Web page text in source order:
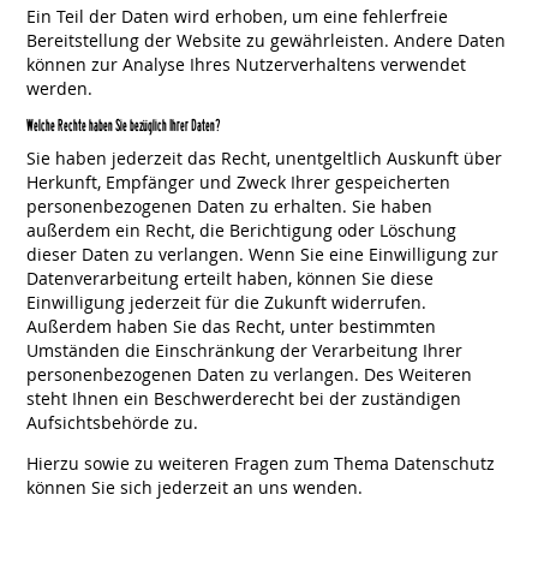
Ein Teil der Daten wird erhoben, um eine fehlerfreie
Bereitstellung der Website zu gewährleisten. Andere Daten
können zur Analyse Ihres Nutzerverhaltens verwendet
werden.
Welche Rechte haben Sie bezüglich Ihrer Daten?
Sie haben jederzeit das Recht, unentgeltlich Auskunft über
Herkunft, Empfänger und Zweck Ihrer gespeicherten
personenbezogenen Daten zu erhalten. Sie haben
außerdem ein Recht, die Berichtigung oder Löschung
dieser Daten zu verlangen. Wenn Sie eine Einwilligung zur
Datenverarbeitung erteilt haben, können Sie diese
Einwilligung jederzeit für die Zukunft widerrufen.
Außerdem haben Sie das Recht, unter bestimmten
Umständen die Einschränkung der Verarbeitung Ihrer
personenbezogenen Daten zu verlangen. Des Weiteren
steht Ihnen ein Beschwerderecht bei der zuständigen
Aufsichtsbehörde zu.
Hierzu sowie zu weiteren Fragen zum Thema Datenschutz
können Sie sich jederzeit an uns wenden.